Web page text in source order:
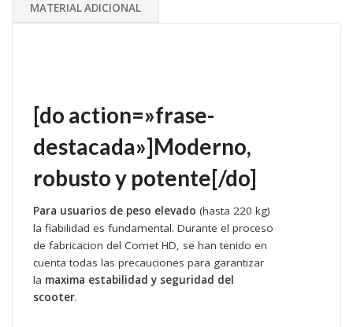
MATERIAL ADICIONAL
[do action=»frase-
destacada»]Moderno,
robusto y potente[/do]
Para usuarios de peso elevado (hasta 220 kg)
la fiabilidad es fundamental. Durante el proceso
de fabricacion del Comet HD, se han tenido en
cuenta todas las precauciones para garantizar
la maxima estabilidad y seguridad del
scooter.